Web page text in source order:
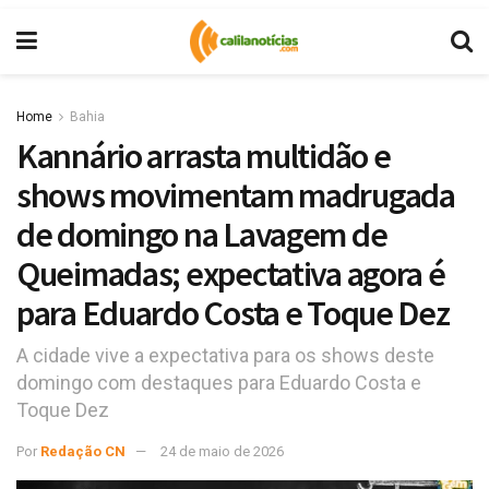
Home Bahia
Kannário arrasta multidão e
shows movimentam madrugada
de domingo na Lavagem de
Queimadas; expectativa agora é
para Eduardo Costa e Toque Dez
A cidade vive a expectativa para os shows deste
domingo com destaques para Eduardo Costa e
Toque Dez
Por Redação CN 24 de maio de 2026